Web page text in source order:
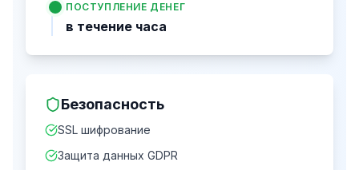
ПОСТУПЛЕНИЕ ДЕНЕГ
в течение часа
Безопасность
SSL шифрование
Защита данных GDPR